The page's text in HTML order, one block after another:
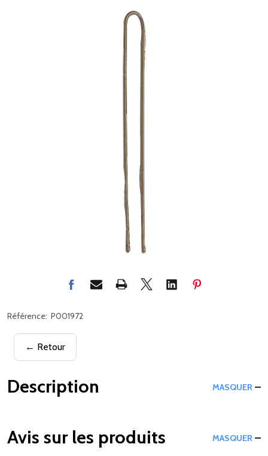
Référence: P001972
← Retour
Description MASQUER
Avis sur les produits MASQUER